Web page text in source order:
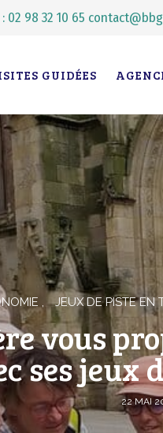
98 32 10 65
GUIDÉES
JEUX DE PISTE EN
vous
ses jeux
22 MAI